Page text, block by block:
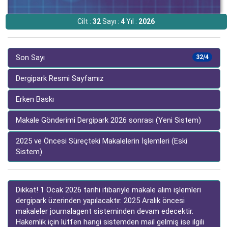
Cilt :32Sayı :4Yıl : 2026
32/4
Son Sayı
Dergipark Resmi Sayfamız
Erken Baskı
Makale Gönderimi Dergipark 2026 sonrası (Yeni Sistem)
2025 ve Öncesi Süreçteki Makalelerin İşlemleri (Eski
Sistem)
Dikkat! 1 Ocak 2026 tarihi itibariyle makale alım işlemleri
dergipark üzerinden yapılacaktır. 2025 Aralık öncesi
makaleler journalagent sisteminden devam edecektir.
Hakemlik için lütfen hangi sistemden mail gelmiş ise ilgili